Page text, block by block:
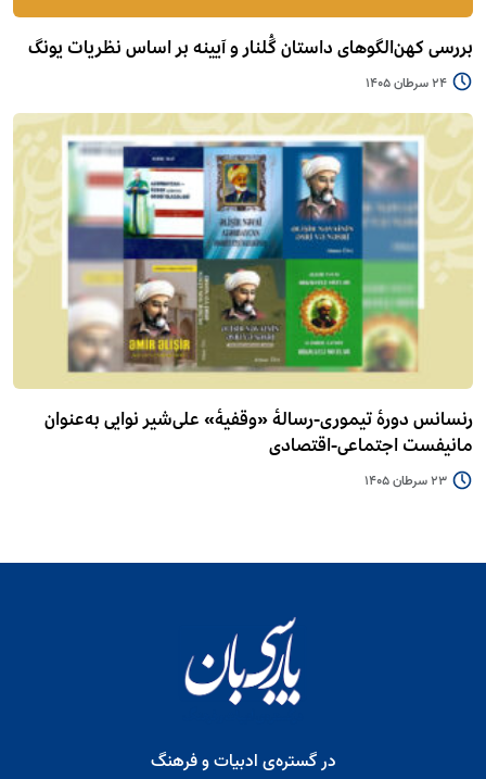
بررسی کهن‌الگوهای داستان گُلنار و آیینه بر اساس نظریات یونگ
24 سرطان 1405
رنسانس دورۀ تیموری-رسالۀ «وقفیۀ» علی‌شیر نوایی به‌عنوان
مانیفست اجتماعی-اقتصادی
23 سرطان 1405
در گستره‌ی ادبیات و فرهنگ